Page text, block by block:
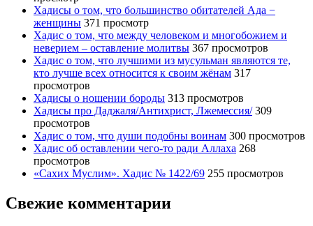
Хадисы о том, что большинство обитателей Ада −
женщины 371 просмотр
Хадис о том, что между человеком и многобожием и
неверием – оставление молитвы 367 просмотров
Хадис о том, что лучшими из мусульман являются те,
кто лучше всех относится к своим жёнам 317
просмотров
Хадисы о ношении бороды 313 просмотров
Хадисы про Даджаля/Антихрист, Лжемессия/ 309
просмотров
Хадис о том, что души подобны воинам 300 просмотров
Хадис об оставлении чего-то ради Аллаха 268
просмотров
«Сахих Муслим». Хадис № 1422/69 255 просмотров
Свежие комментарии